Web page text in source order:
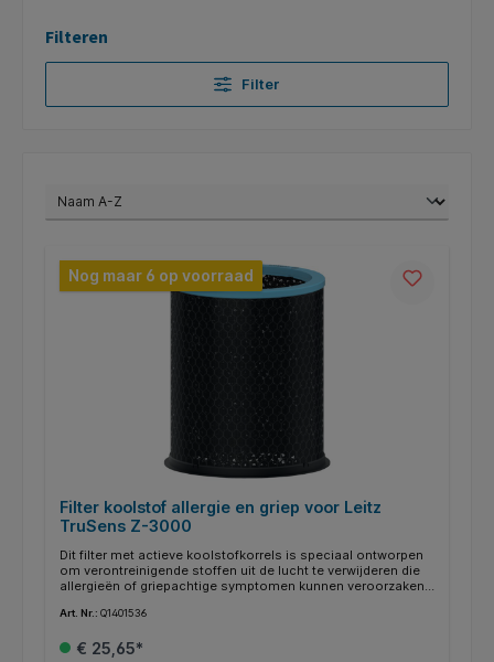
Filteren
Filter
Nog maar 6 op voorraad
Filter koolstof allergie en griep voor Leitz
TruSens Z-3000
Dit filter met actieve koolstofkorrels is speciaal ontworpen
om verontreinigende stoffen uit de lucht te verwijderen die
allergieën of griepachtige symptomen kunnen veroorzaken.
Allergie en Griep HEPA-filter voor de Leitz TruSens Z-3000
luchtreiniger optimaal blijft presteren, wordt aanbevolen om
Art. Nr.: Q1401536
€ 25,65*